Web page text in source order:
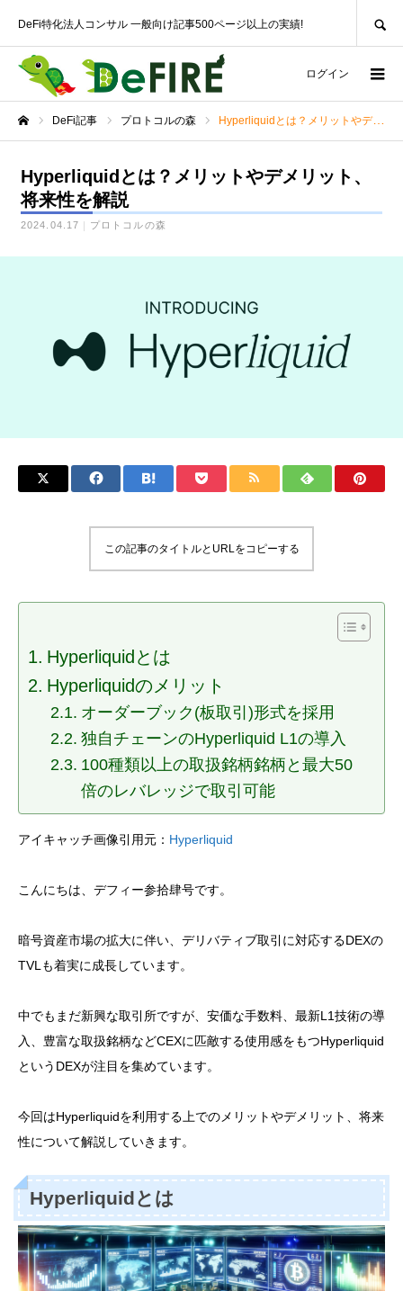
DeFi特化法人コンサル 一般向け記事500ページ以上の実績!
ログイン
DeFi記事 プロトコルの森 Hyperliquidとは？メリットやデメリット、将来性を解説
Hyperliquidとは？メリットやデメリット、
将来性を解説
2024.04.17 プロトコルの森
この記事のタイトルとURLをコピーする
Hyperliquidとは
Hyperliquidのメリット
オーダーブック(板取引)形式を採用
独自チェーンのHyperliquid L1の導入
100種類以上の取扱銘柄銘柄と最大50
倍のレバレッジで取引可能
アイキャッチ画像引用元： Hyperliquid
こんにちは、デフィー参拾肆号です。
暗号資産市場の拡大に伴い、デリバティブ取引に対応するDEXの
TVLも着実に成長しています。
中でもまだ新興な取引所ですが、安価な手数料、最新L1技術の導
入、豊富な取扱銘柄などCEXに匹敵する使用感をもつHyperliquid
というDEXが注目を集めています。
今回はHyperliquidを利用する上でのメリットやデメリット、将来
性について解説していきます。
Hyperliquidとは